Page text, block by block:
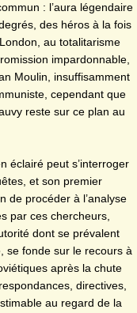
: l’aura légendaire
des héros à la fois
au totalitarisme
impardonnable,
Moulin, insuffisamment
cependant que
reste sur ce plan au
éclairé peut s’interroger
et son premier
de procéder à l’analyse
par ces chercheurs,
dont se prévalent
se fonde sur le recours à
après la chute
directives,
au regard de la